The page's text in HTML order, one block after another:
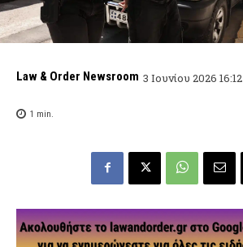
Law & Order Newsroom 3 Ιουνίου 2026 16:12
1 min.